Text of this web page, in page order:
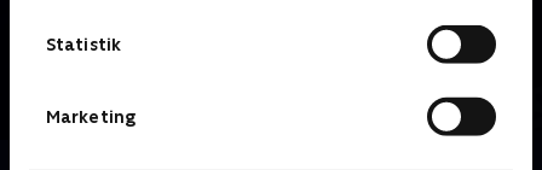
Statistik
Marketing